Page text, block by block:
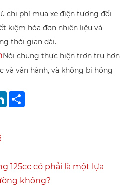
chi phí mua xe điện tương đối
kiệm hóa đơn nhiên liệu và
thời gian dài.
Nói chung thực hiện trơn tru hơn
vận hành, và không bị hỏng
LinkedIn
125cc có phải là một lựa
không?